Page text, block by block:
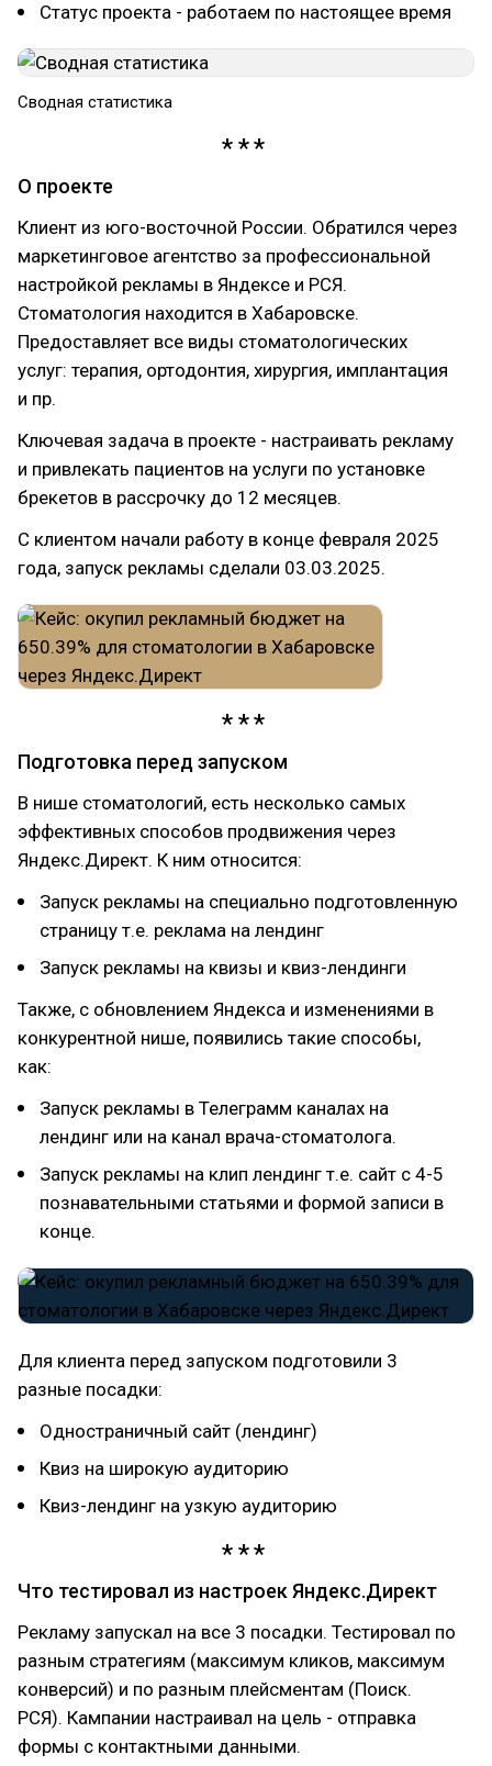
Статус проекта - работаем по настоящее время
Сводная статистика
О проекте
Клиент из юго-восточной России. Обратился через
маркетинговое агентство за профессиональной
настройкой рекламы в Яндексе и РСЯ.
Стоматология находится в Хабаровске.
Предоставляет все виды стоматологических
услуг: терапия, ортодонтия, хирургия, имплантация
и пр.
Ключевая задача в проекте - настраивать рекламу
и привлекать пациентов на услуги по установке
брекетов в рассрочку до 12 месяцев.
С клиентом начали работу в конце февраля 2025
года, запуск рекламы сделали 03.03.2025.
Подготовка перед запуском
В нише стоматологий, есть несколько самых
эффективных способов продвижения через
Яндекс.Директ. К ним относится:
Запуск рекламы на специально подготовленную
страницу т.е. реклама на лендинг
Запуск рекламы на квизы и квиз-лендинги
Также, с обновлением Яндекса и изменениями в
конкурентной нише, появились такие способы,
как:
Запуск рекламы в Телеграмм каналах на
лендинг или на канал врача-стоматолога.
Запуск рекламы на клип лендинг т.е. сайт с 4-5
познавательными статьями и формой записи в
конце.
Для клиента перед запуском подготовили 3
разные посадки:
Одностраничный сайт (лендинг)
Квиз на широкую аудиторию
Квиз-лендинг на узкую аудиторию
Что тестировал из настроек Яндекс.Директ
Рекламу запускал на все 3 посадки. Тестировал по
разным стратегиям (максимум кликов, максимум
конверсий) и по разным плейсментам (Поиск.
РСЯ). Кампании настраивал на цель - отправка
формы с контактными данными.